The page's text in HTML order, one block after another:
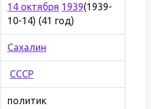
14 октября 1939(1939-
10-14) (41 год)
Сахалин
СССР
политик